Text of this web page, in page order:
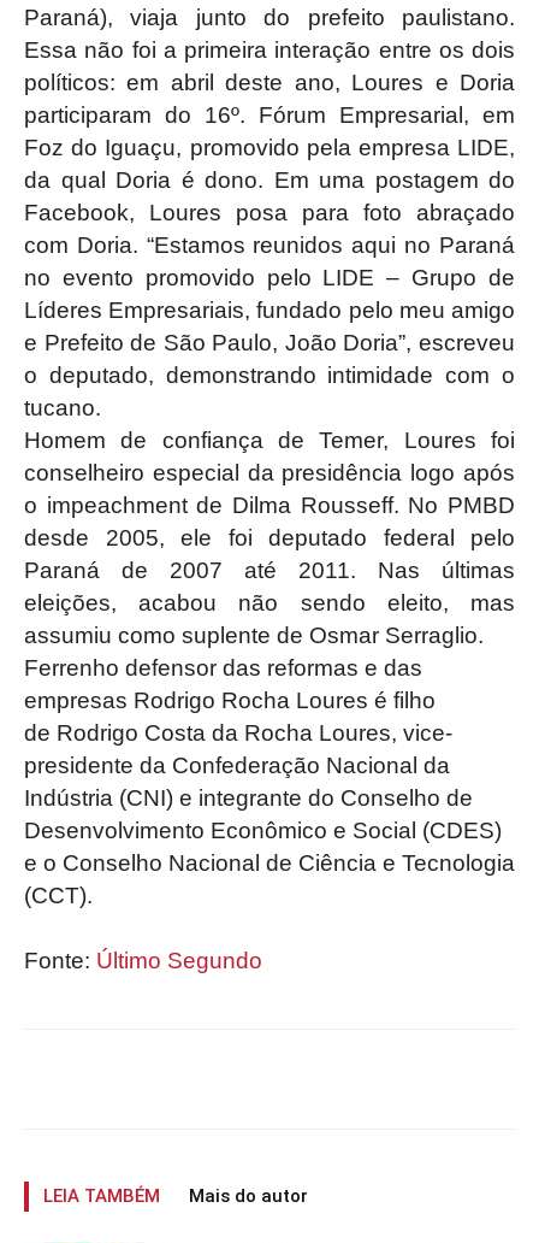
Paraná), viaja junto do prefeito paulistano.
Essa não foi a primeira interação entre os dois
políticos: em abril deste ano, Loures e Doria
participaram do 16º. Fórum Empresarial, em
Foz do Iguaçu, promovido pela empresa LIDE,
da qual Doria é dono. Em uma postagem do
Facebook, Loures posa para foto abraçado
com Doria. “Estamos reunidos aqui no Paraná
no evento promovido pelo LIDE – Grupo de
Líderes Empresariais, fundado pelo meu amigo
e Prefeito de São Paulo, João Doria”, escreveu
o deputado, demonstrando intimidade com o
tucano.
Homem de confiança de Temer, Loures foi
conselheiro especial da presidência logo após
o impeachment de Dilma Rousseff. No PMBD
desde 2005, ele foi deputado federal pelo
Paraná de 2007 até 2011. Nas últimas
eleições, acabou não sendo eleito, mas
assumiu como suplente de Osmar Serraglio.
Ferrenho defensor das reformas e das
empresas Rodrigo Rocha Loures é filho
de Rodrigo Costa da Rocha Loures, vice-
presidente da Confederação Nacional da
Indústria (CNI) e integrante do Conselho de
Desenvolvimento Econômico e Social (CDES)
e o Conselho Nacional de Ciência e Tecnologia
(CCT).
Fonte: Último Segundo
LEIA TAMBÉM Mais do autor